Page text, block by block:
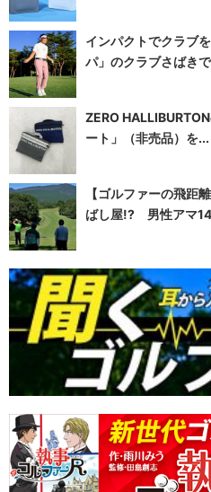
インパクトでクラブ
パ」のクラブさばき
ZERO
ート」（非売品）を...
【ゴルファーの飛
ばし屋!? 男性アマ